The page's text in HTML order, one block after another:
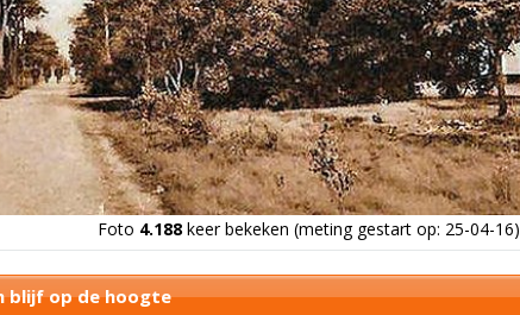
Foto 4.188keer bekeken (meting gestart op: 25-04-16)
blijf op de hoogte